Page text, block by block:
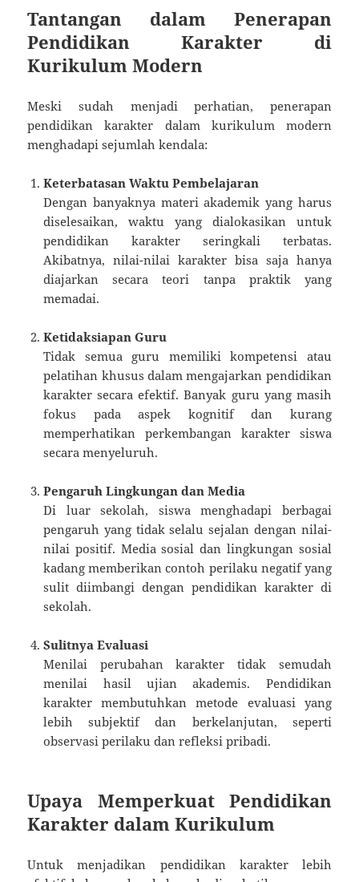
Tantangan dalam Penerapan
Pendidikan Karakter di
Kurikulum Modern
Meski sudah menjadi perhatian, penerapan
pendidikan karakter dalam kurikulum modern
menghadapi sejumlah kendala:
Keterbatasan Waktu Pembelajaran
Dengan banyaknya materi akademik yang harus
diselesaikan, waktu yang dialokasikan untuk
pendidikan karakter seringkali terbatas.
Akibatnya, nilai-nilai karakter bisa saja hanya
diajarkan secara teori tanpa praktik yang
memadai.
Ketidaksiapan Guru
Tidak semua guru memiliki kompetensi atau
pelatihan khusus dalam mengajarkan pendidikan
karakter secara efektif. Banyak guru yang masih
fokus pada aspek kognitif dan kurang
memperhatikan perkembangan karakter siswa
secara menyeluruh.
Pengaruh Lingkungan dan Media
Di luar sekolah, siswa menghadapi berbagai
pengaruh yang tidak selalu sejalan dengan nilai-
nilai positif. Media sosial dan lingkungan sosial
kadang memberikan contoh perilaku negatif yang
sulit diimbangi dengan pendidikan karakter di
sekolah.
Sulitnya Evaluasi
Menilai perubahan karakter tidak semudah
menilai hasil ujian akademis. Pendidikan
karakter membutuhkan metode evaluasi yang
lebih subjektif dan berkelanjutan, seperti
observasi perilaku dan refleksi pribadi.
Upaya Memperkuat Pendidikan
Karakter dalam Kurikulum
Untuk menjadikan pendidikan karakter lebih